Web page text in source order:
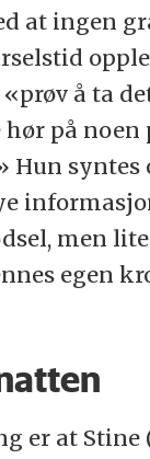
at ingen
å ta
på noen
Hun syntes
men
egen
er at Stine